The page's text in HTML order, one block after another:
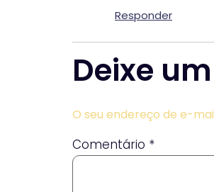
Responder
Deixe
O seu endereço de e-
Comentário *